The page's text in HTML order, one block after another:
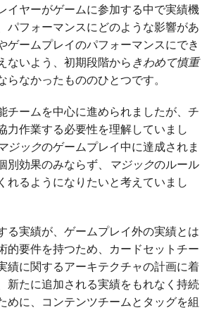
イヤーがゲームに参加する中で実績機
パフォーマンスにどのような影響があ
ゲームプレイのパフォーマンスにでき
ないよう、初期段階からきわめて慎重
らなかったもののひとつです。
チームを中心に進められましたが、チ
力作業する必要性を理解していまし
ジックのゲームプレイ中に達成されま
効果のみならず、
マジックのルール
れるようになりたいと考えていまし
る実績が、ゲームプレイ外の実績とは
的要件を持つため、カードセットチー
績に関するアーキテクチャの計画に着
新たに追加される実績をもれなく持続
めに、コンテンツチームとタッグを組